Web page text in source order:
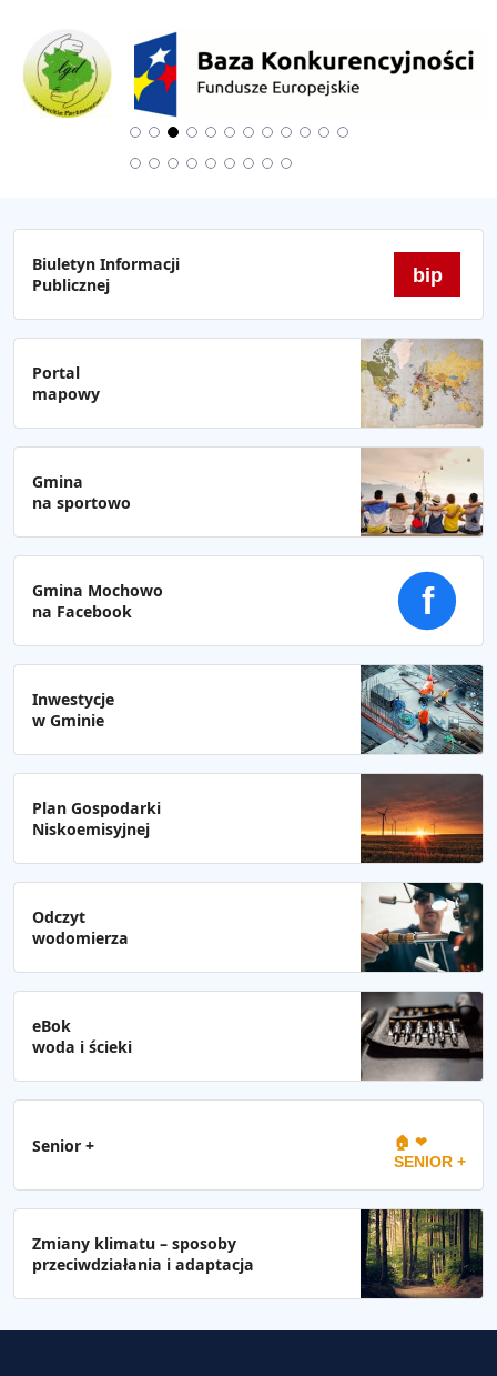
Biuletyn Informacji
Publicznej
bip
Portal
mapowy
Gmina
na sportowo
Gmina Mochowo
na Facebook
f
Inwestycje
w Gminie
Plan Gospodarki
Niskoemisyjnej
Odczyt
wodomierza
eBok
woda i ścieki
Senior + 🏠 ❤
SENIOR +
Zmiany klimatu – sposoby
przeciwdziałania i adaptacja